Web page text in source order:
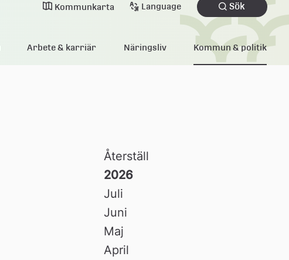
Kommunkarta Language Sök
Arbete & karriär Näringsliv Kommun & politik
Återställ
2026
Juli
Juni
Maj
April